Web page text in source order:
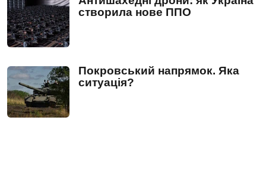
створила нове ППО
Покровський напрямок. Яка
ситуація?